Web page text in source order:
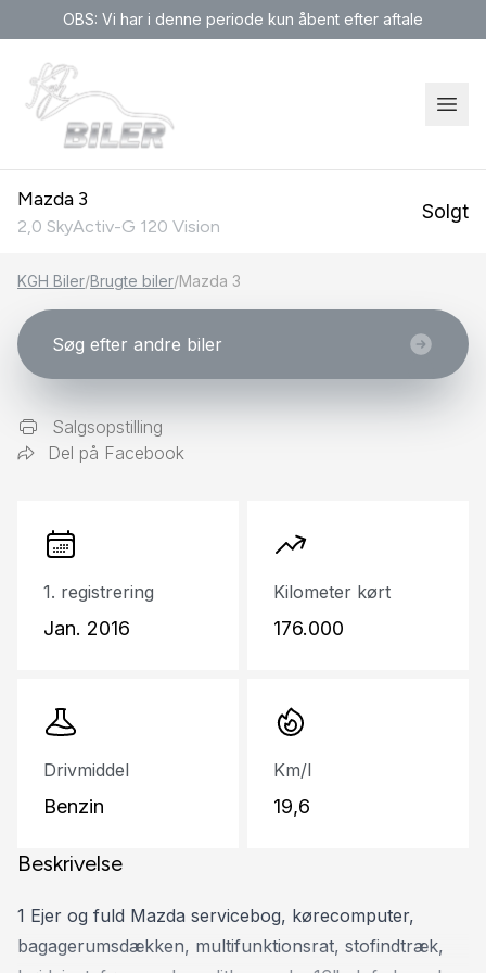
OBS: Vi har i denne periode kun åbent efter aftale
Mazda 3
2,0 SkyActiv-G 120 Vision
Solgt
KGH Biler/Brugte biler/Mazda 3
Søg efter andre biler
Salgsopstilling
Del på Facebook
1. registrering
Jan. 2016
Kilometer kørt
176.000
Drivmiddel
Benzin
Km/l
19,6
Beskrivelse
1 Ejer og fuld Mazda servicebog, kørecomputer,
bagagerumsdækken, multifunktionsrat, stofindtræk,